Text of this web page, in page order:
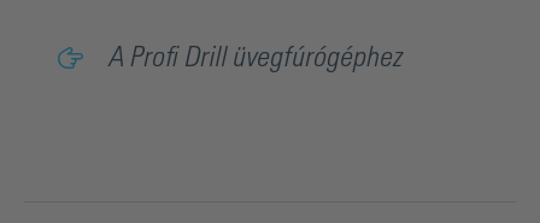
A Profi Drill üvegfúrógéphez